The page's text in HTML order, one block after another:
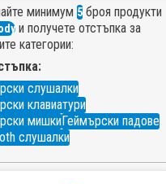
минимум 5 броя продукти
и получете отстъпка за
категории:
слушалки
клавиатури
мишкиГеймърски падове
слушалки